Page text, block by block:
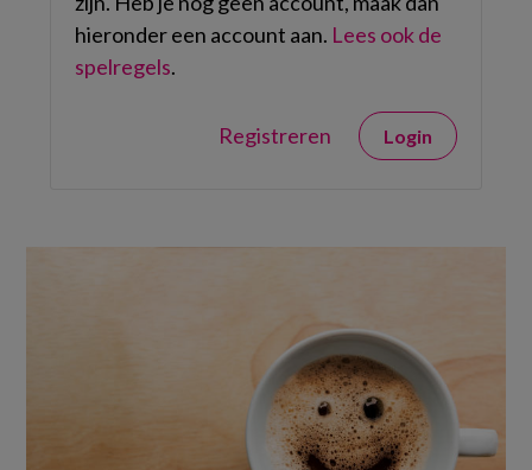
hieronder een account aan. Lees ook de
spelregels.
Registreren Login